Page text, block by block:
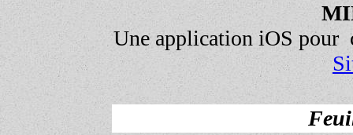
Une application iOS pour